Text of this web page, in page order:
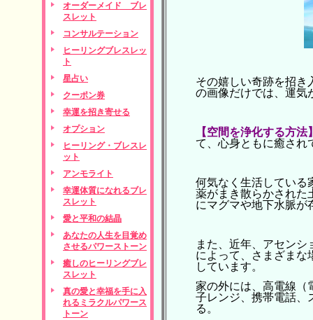
オーダーメイド ブレ
スレット
コンサルテーション
ヒーリングブレスレッ
ト
星占い
クーポン券
幸運を招き寄せる
オプション
ヒーリング・ブレスレ
ット
アンモライト
幸運体質になれるブレ
スレット
愛と平和の結晶
あなたの人生を目覚め
させるパワーストーン
癒しのヒーリングブレ
スレット
真の愛と幸福を手に入
れるミラクルパワース
トーン
その嬉しい奇跡を招き
の画像だけでは、運気
【空間を浄化する方法
て、心身ともに癒され
何気なく生活している
薬がまき散らかされた
にマグマや地下水脈が
また、近年、アセン
によって、さまざまな
しています。
家の外には、高電線（
子レンジ、携帯電話、
る。